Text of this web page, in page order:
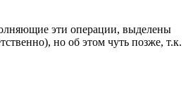
эти операции, выделены
но об этом чуть позже, т.к.